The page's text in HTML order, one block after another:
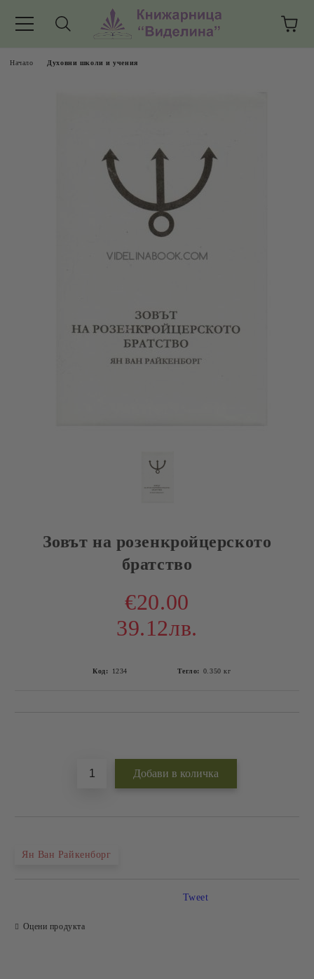
Начало Духовни школи и учения
Зовът на розенкройцерското
братство
€20.00
39.12лв.
Код: 1234 Тегло: 0.350 кг
Ян Ван Райкенборг
Оцени продукта
Tweet